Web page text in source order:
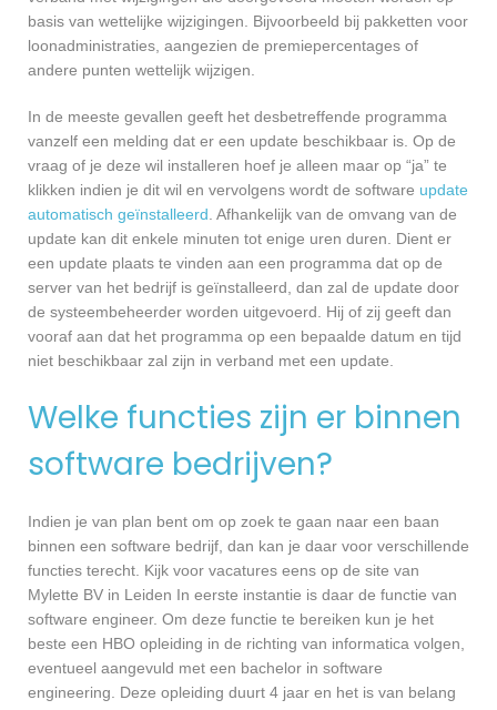
basis van wettelijke wijzigingen. Bijvoorbeeld bij pakketten voor
loonadministraties, aangezien de premiepercentages of
andere punten wettelijk wijzigen.
In de meeste gevallen geeft het desbetreffende programma
vanzelf een melding dat er een update beschikbaar is. Op de
vraag of je deze wil installeren hoef je alleen maar op “ja” te
klikken indien je dit wil en vervolgens wordt de software update
automatisch geïnstalleerd. Afhankelijk van de omvang van de
update kan dit enkele minuten tot enige uren duren. Dient er
een update plaats te vinden aan een programma dat op de
server van het bedrijf is geïnstalleerd, dan zal de update door
de systeembeheerder worden uitgevoerd. Hij of zij geeft dan
vooraf aan dat het programma op een bepaalde datum en tijd
niet beschikbaar zal zijn in verband met een update.
Welke functies zijn er binnen
software bedrijven?
Indien je van plan bent om op zoek te gaan naar een baan
binnen een software bedrijf, dan kan je daar voor verschillende
functies terecht. Kijk voor vacatures eens op de site van
Mylette BV in Leiden In eerste instantie is daar de functie van
software engineer. Om deze functie te bereiken kun je het
beste een HBO opleiding in de richting van informatica volgen,
eventueel aangevuld met een bachelor in software
engineering. Deze opleiding duurt 4 jaar en het is van belang